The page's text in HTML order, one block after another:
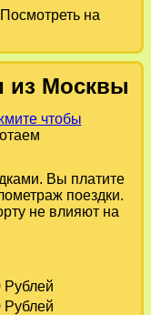
на
из Москвы
чтобы
Вы платите
поездки.
не влияют на
Рублей
Рублей